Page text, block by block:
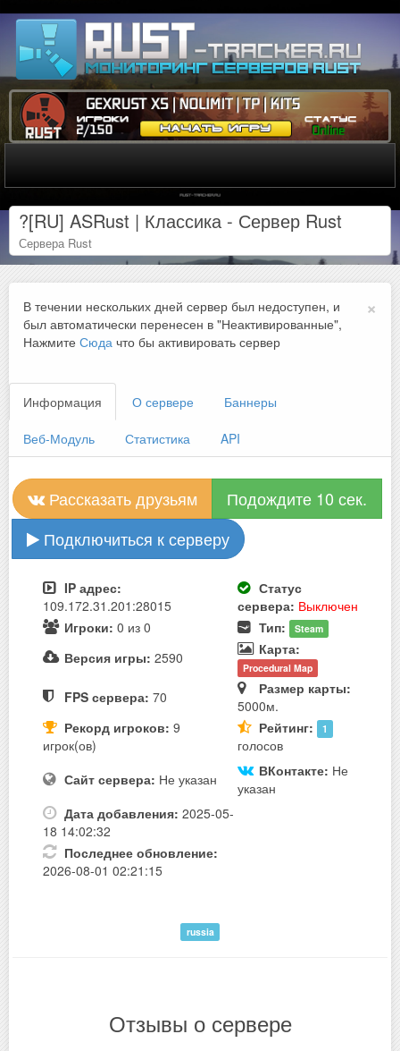
?[RU] ASRust | Классика - Сервер Rust
Сервера Rust
×
В течении нескольких дней сервер был недоступен, и
был автоматически перенесен в "Неактивированные",
Нажмите Сюда что бы активировать сервер
Информация О сервере Баннеры
Веб-Модуль Статистика API
Рассказать друзьям
Подождите 10 сек.
Подключиться к серверу
IP адрес:
109.172.31.201:28015
Статус
сервера: Выключен
Игроки: 0 из 0 Тип: Steam
Версия игры: 2590 Карта:
Procedural Map
FPS сервера: 70
Размер карты:
5000м.
Рекорд игроков: 9
игрок(ов)
Рейтинг: 1
голосов
Сайт сервера: Не указан ВКонтакте: Не
указан
Дата добавления: 2025-05-
18 14:02:32
Последнее обновление:
2026-08-01 02:21:15
russia
Отзывы о сервере